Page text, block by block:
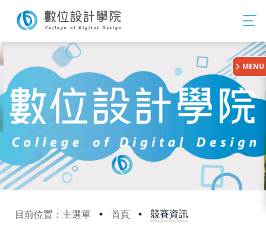
目前位置：主選單 首頁 競賽資訊
:::
MENU